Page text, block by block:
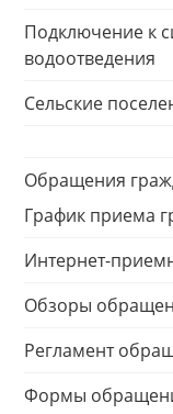
Подключение к
водоотведения
Сельские
Обращения
График приема
Интернет-
Обзоры
Регламент
Формы